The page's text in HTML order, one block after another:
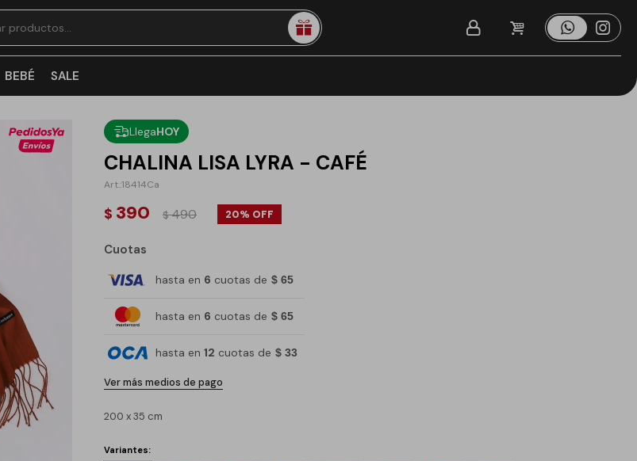
BEBÉ SALE
LlegaHOY
CHALINA LISA LYRA - CAFÉ
18414Ca
$ 390 $490 20
Cuotas
hasta en 6 cuotas de $ 65
hasta en 6 cuotas de $ 65
hasta en 12 cuotas de $ 33
Ver más medios de pago
200 x 35 cm
Variantes: